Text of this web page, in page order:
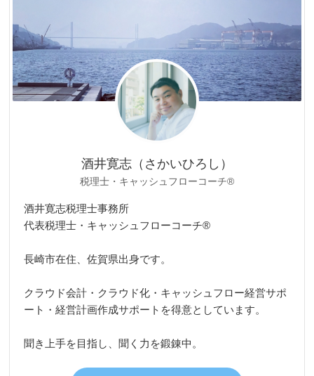
酒井寛志（さかいひろし）
税理士・キャッシュフローコーチ®
酒井寛志税理士事務所
代表税理士・キャッシュフローコーチ®
長崎市在住、佐賀県出身です。
クラウド会計・クラウド化・キャッシュフロー経営サポ
ート・経営計画作成サポートを得意としています。
聞き上手を目指し、聞く力を鍛錬中。